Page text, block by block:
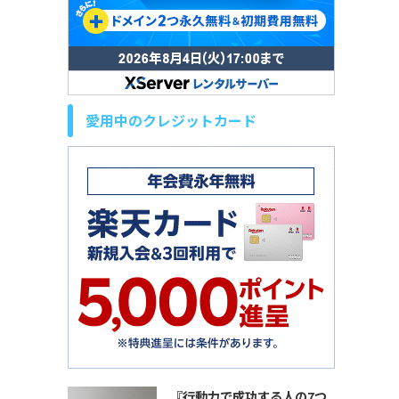
愛用中のクレジットカード